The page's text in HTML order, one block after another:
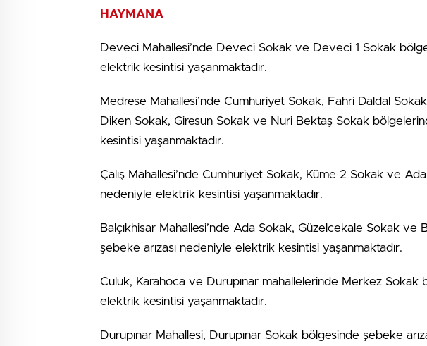
HAYMANA
Deveci Mahallesi’nde Deveci Sokak ve Deveci 1 Sokak
elektrik kesintisi yaşanmaktadır.
Medrese Mahallesi’nde Cumhuriyet Sokak, Fahri Daldal
Diken Sokak, Giresun Sokak ve Nuri Bektaş Sokak
kesintisi yaşanmaktadır.
Çalış Mahallesi’nde Cumhuriyet Sokak, Küme 2 Sokak ve
nedeniyle elektrik kesintisi yaşanmaktadır.
Balçıkhisar Mahallesi’nde Ada Sokak, Güzelcekale Sokak ve
şebeke arızası nedeniyle elektrik kesintisi yaşanmaktadır.
Culuk, Karahoca ve Durupınar mahallelerinde Merkez Sokak
elektrik kesintisi yaşanmaktadır.
Durupınar Mahallesi, Durupınar Sokak bölgesinde şebeke